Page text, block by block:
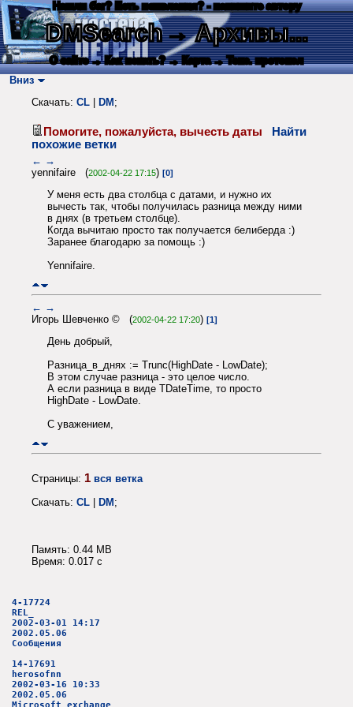
Нашли баг? Есть пожелания? - напишите автору
DMSearch→ Архивы...
О сайте → Как искать? → Карта → Текс. протокол
Вниз
Скачать: CL DM ;
Помогите, пожалуйста, вычесть даты
Найти
похожие ветки
← →
yennifaire (2002-04-22 17:15) [0]
У меня есть два столбца с датами, и нужно их
вычесть так, чтобы получилась разница между ними
в днях (в третьем столбце).
Когда вычитаю просто так получается белиберда :)
Заранее благодарю за помощь :)
Yennifaire.
← →
Игорь Шевченко © (2002-04-22 17:20) [1]
День добрый,
Разница_в_днях := Trunc(HighDate - LowDate);
В этом случае разница - это целое число.
А если разница в виде TDateTime, то просто
HighDate - LowDate.
С уважением,
Страницы: 1 вся ветка
Скачать: CL DM ;
Память: 0.44 MB
Время: 0.017 c
4-17724
REL_
2002-03-01 14:17
2002.05.06
Сообщения
14-17691
herosofnn
2002-03-16 10:33
2002.05.06